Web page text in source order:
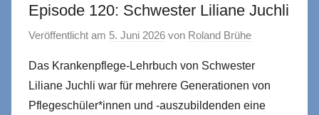
Episode 120: Schwester Liliane Juchli
Veröffentlicht am 5. Juni 2026 von Roland Brühe
Das Krankenpflege-Lehrbuch von Schwester
Liliane Juchli war für mehrere Generationen von
Pflegeschüler*innen und -auszubildenden eine